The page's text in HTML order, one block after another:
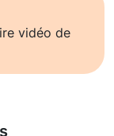
vidéo de